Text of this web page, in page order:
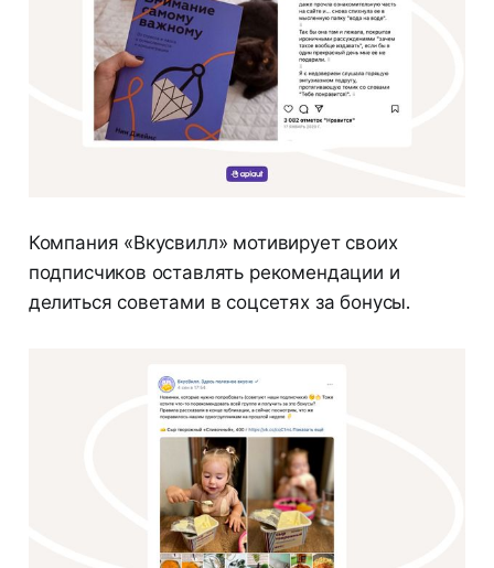
Компания «Вкусвилл» мотивирует своих
подписчиков оставлять рекомендации и
делиться советами в соцсетях за бонусы.